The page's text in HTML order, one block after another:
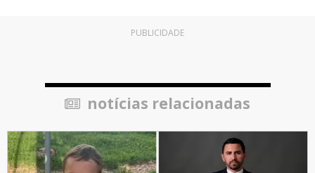
PUBLICIDADE
notícias relacionadas